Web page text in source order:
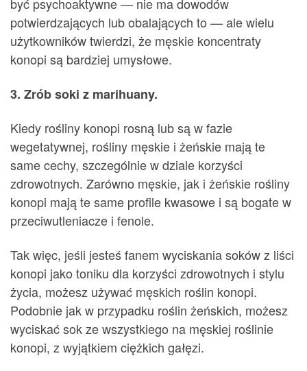
potwierdzających lub obalających to — ale wielu
użytkowników twierdzi, że męskie koncentraty
konopi są bardziej umysłowe.
3. Zrób soki z marihuany.
Kiedy rośliny konopi rosną lub są w fazie
wegetatywnej, rośliny męskie i żeńskie mają te
same cechy, szczególnie w dziale korzyści
zdrowotnych. Zarówno męskie, jak i żeńskie rośliny
konopi mają te same profile kwasowe i są bogate w
przeciwutleniacze i fenole.
Tak więc, jeśli jesteś fanem wyciskania soków z liści
konopi jako toniku dla korzyści zdrowotnych i stylu
życia, możesz używać męskich roślin konopi.
Podobnie jak w przypadku roślin żeńskich, możesz
wyciskać sok ze wszystkiego na męskiej roślinie
konopi, z wyjątkiem ciężkich gałęzi.